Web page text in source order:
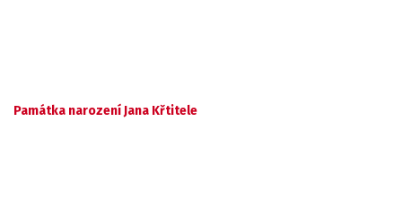
Památka narození Jana Křtitele